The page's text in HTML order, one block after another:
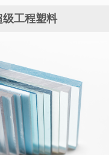
工程塑料